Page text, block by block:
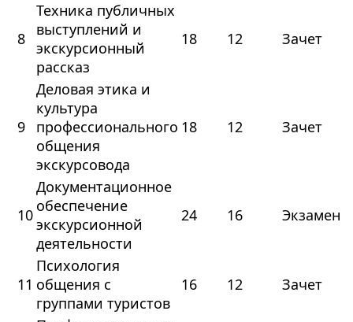
8
Техника публичных
выступлений и
экскурсионный
рассказ
18 12 Зачет
9
Деловая этика и
культура
профессионального
общения
экскурсовода
18 12 Зачет
10
Документационное
обеспечение
экскурсионной
деятельности
24 16 Экзамен
11
Психология
общения с
группами туристов
16 12 Зачет